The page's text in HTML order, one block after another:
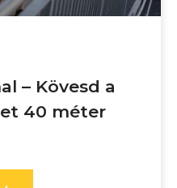
– Kövesd a
40 méter